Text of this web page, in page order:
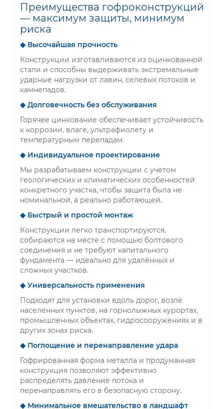
Преимущества гофроконструкций
— максимум защиты, минимум
риска
◆ Высочайшая прочность
Конструкции изготавливаются из оцинкованной
стали и способны выдерживать экстремальные
ударные нагрузки от лавин, селевых потоков и
камнепадов.
◆ Долговечность без обслуживания
Горячее цинкование обеспечивает устойчивость
к коррозии, влаге, ультрафиолету и
температурным перепадам.
◆ Индивидуальное проектирование
Мы разрабатываем конструкции с учётом
геологических и климатических особенностей
конкретного участка, чтобы защита была не
номинальной, а реально работающей.
◆ Быстрый и простой монтаж
Конструкции легко транспортируются,
собираются на месте с помощью болтового
соединения и не требуют капитального
фундамента — идеально для удалённых и
сложных участков.
◆ Универсальность применения
Подходят для установки вдоль дорог, возле
населённых пунктов, на горнолыжных курортах,
промышленных объектах, гидросооружениях и в
других зонах риска.
◆ Поглощение и перенаправление удара
Гофрированная форма металла и продуманная
конструкция позволяют эффективно
распределять давление потока и
перенаправлять его в безопасную сторону.
◆ Минимальное вмешательство в ландшафт